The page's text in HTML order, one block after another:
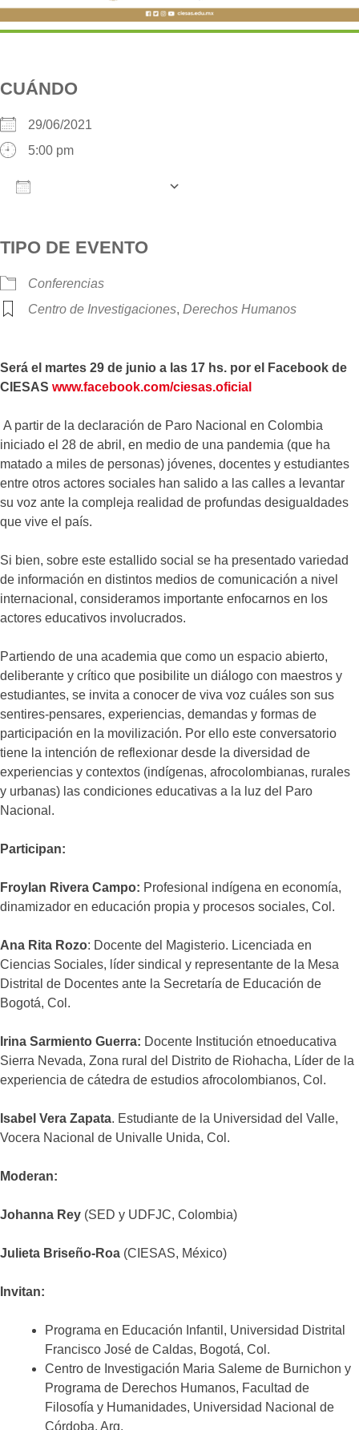
CUÁNDO
29/06/2021
5:00 pm
TIPO DE EVENTO
Conferencias
Centro de Investigaciones, Derechos Humanos
Será el martes 29 de junio a las 17 hs. por el Facebook de
CIESAS www.facebook.com/ciesas.oficial
A partir de la declaración de Paro Nacional en Colombia
iniciado el 28 de abril, en medio de una pandemia (que ha
matado a miles de personas) jóvenes, docentes y estudiantes
entre otros actores sociales han salido a las calles a levantar
su voz ante la compleja realidad de profundas desigualdades
que vive el país.
Si bien, sobre este estallido social se ha presentado variedad
de información en distintos medios de comunicación a nivel
internacional, consideramos importante enfocarnos en los
actores educativos involucrados.
Partiendo de una academia que como un espacio abierto,
deliberante y crítico que posibilite un diálogo con maestros y
estudiantes, se invita a conocer de viva voz cuáles son sus
sentires-pensares, experiencias, demandas y formas de
participación en la movilización. Por ello este conversatorio
tiene la intención de reflexionar desde la diversidad de
experiencias y contextos (indígenas, afrocolombianas, rurales
y urbanas) las condiciones educativas a la luz del Paro
Nacional.
Participan:
Froylan Rivera Campo: Profesional indígena en economía,
dinamizador en educación propia y procesos sociales, Col.
Ana Rita Rozo: Docente del Magisterio. Licenciada en
Ciencias Sociales, líder sindical y representante de la Mesa
Distrital de Docentes ante la Secretaría de Educación de
Bogotá, Col.
Irina Sarmiento Guerra: Docente Institución etnoeducativa
Sierra Nevada, Zona rural del Distrito de Riohacha, Líder de la
experiencia de cátedra de estudios afrocolombianos, Col.
Isabel Vera Zapata. Estudiante de la Universidad del Valle,
Vocera Nacional de Univalle Unida, Col.
Moderan:
Johanna Rey (SED y UDFJC, Colombia)
Julieta Briseño-Roa (CIESAS, México)
Invitan:
Programa en Educación Infantil, Universidad Distrital
Francisco José de Caldas, Bogotá, Col.
Centro de Investigación Maria Saleme de Burnichon y
Programa de Derechos Humanos, Facultad de
Filosofía y Humanidades, Universidad Nacional de
Córdoba, Arg.